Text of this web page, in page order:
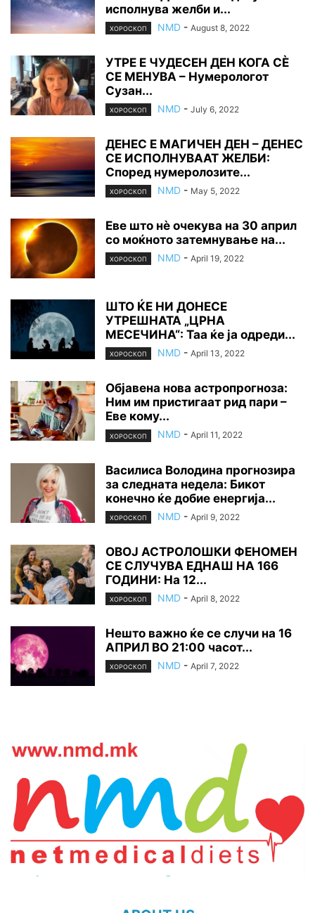
исполнува желби и...
ХОРОСКОП NMD - August 8, 2022
УТРЕ Е ЧУДЕСЕН ДЕН КОГА СÈ
СЕ МЕНУВА – Нумерологот
Сузан...
ХОРОСКОП NMD - July 6, 2022
ДЕНЕС Е МАГИЧЕН ДЕН – ДЕНЕС
СЕ ИСПОЛНУВААТ ЖЕЛБИ:
Според нумеролозите...
ХОРОСКОП NMD - May 5, 2022
Еве што нè очекува на 30 април
со моќното затемнување на...
ХОРОСКОП NMD - April 19, 2022
ШТО ЌЕ НИ ДОНЕСЕ
УТРЕШНАТА „ЦРНА
МЕСЕЧИНА“: Таа ќе ја одреди...
ХОРОСКОП NMD - April 13, 2022
Објавена нова астропрогноза:
Ним им пристигаат рид пари –
Еве кому...
ХОРОСКОП NMD - April 11, 2022
Василиса Володина прогнозира
за следната недела: Бикот
конечно ќе добие енергија...
ХОРОСКОП NMD - April 9, 2022
ОВОЈ АСТРОЛОШКИ ФЕНОМЕН
СЕ СЛУЧУВА ЕДНАШ НА 166
ГОДИНИ: На 12...
ХОРОСКОП NMD - April 8, 2022
Нешто важно ќе се случи на 16
АПРИЛ ВО 21:00 часот...
ХОРОСКОП NMD - April 7, 2022